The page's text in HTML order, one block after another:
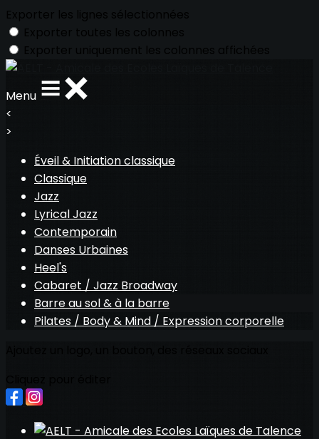
Menu
<
>
Éveil & Initiation classique
Classique
Jazz
Lyrical Jazz
Contemporain
Danses Urbaines
Heel's
Cabaret / Jazz Broadway
Barre au sol & à la barre
Pilates / Body & Mind / Expression corporelle